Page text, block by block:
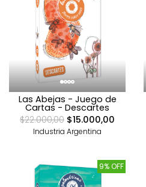
Las Abejas - Juego de
Cartas - Descartes
$22.000,00 $15.000,00
Industria Argentina
9% OFF